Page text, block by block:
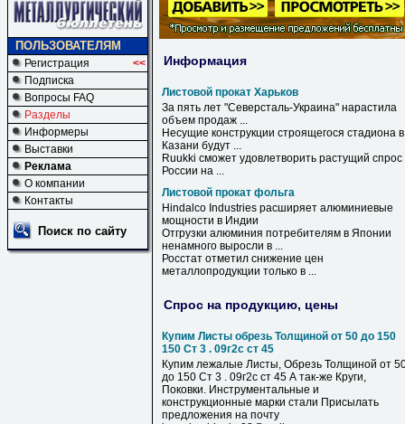
ПОЛЬЗОВАТЕЛЯМ
Регистрация
<<
Подписка
Вопросы FAQ
Разделы
Информеры
Выставки
Реклама
О компании
Контакты
Поиск по сайту
Информация
Листовой прокат Харьков
За пять лет "Северсталь-Украина" нарастила
объем продаж ...
Несущие конструкции строящегося стадиона в
Казани будут ...
Ruukki сможет удовлетворить растущий спрос
России на ...
Листовой прокат фольга
Hindalco Industries расширяет алюминиевые
мощности в Индии
Отгрузки алюминия потребителям в Японии
ненамного выросли в ...
Росстат отметил снижение цен
металлопродукции только в ...
Спрос на продукцию, цены
Купим Листы обрезь Толщиной от 50 до 150
150 Ст 3 . 09г2с ст 45
Купим лежалые Листы, Обрезь Толщиной от
до 150 Ст 3 . 09г2с ст 45 А так-же Круги,
Поковки. Инструментальные и
конструкционные марки стали Присылать
предложения на почту